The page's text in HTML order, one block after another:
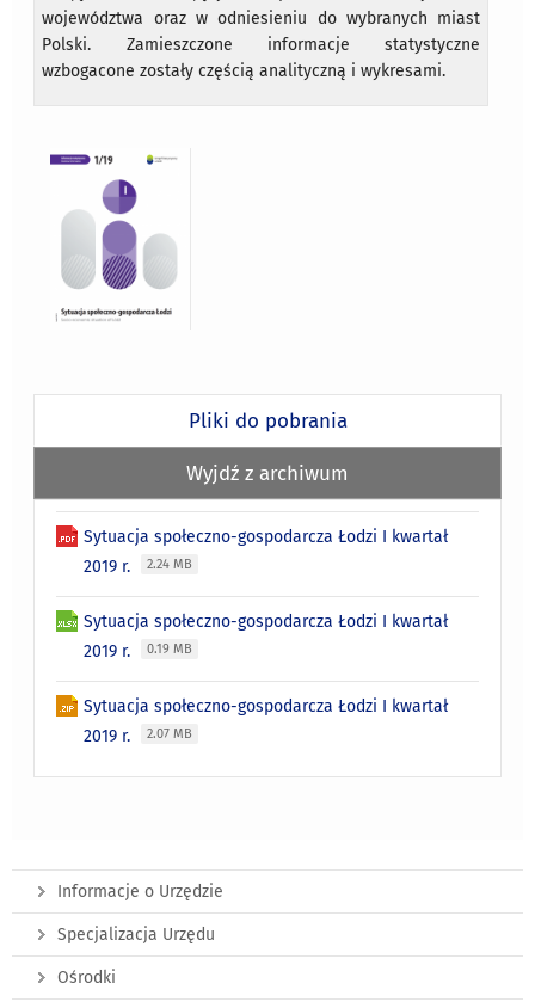
województwa oraz w odniesieniu do wybranych miast
Polski. Zamieszczone informacje statystyczne
wzbogacone zostały częścią analityczną i wykresami.
Pliki do pobrania
Wyjdź z archiwum
Sytuacja społeczno-gospodarcza Łodzi I kwartał
2019 r.
2.24 MB
Sytuacja społeczno-gospodarcza Łodzi I kwartał
2019 r.
0.19 MB
Sytuacja społeczno-gospodarcza Łodzi I kwartał
2019 r.
2.07 MB
Informacje o Urzędzie
Specjalizacja Urzędu
Ośrodki